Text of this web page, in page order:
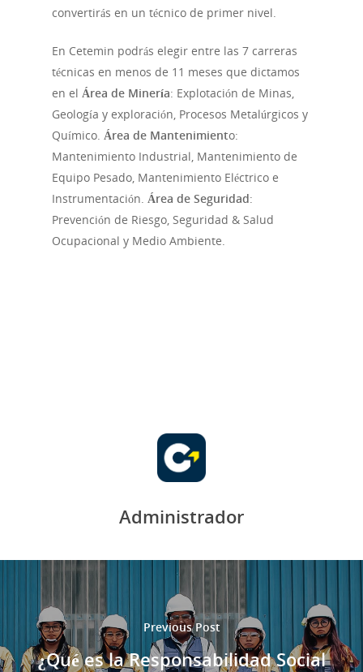
convertirás en un técnico de primer nivel.
En Cetemin podrás elegir entre las 7 carreras
técnicas en menos de 11 meses que dictamos
en el Área de Minería: Explotación de Minas,
Geología y exploración, Procesos Metalúrgicos y
Químico. Área de Mantenimiento:
Mantenimiento Industrial, Mantenimiento de
Equipo Pesado, Mantenimiento Eléctrico e
Instrumentación. Área de Seguridad:
Prevención de Riesgo, Seguridad & Salud
Ocupacional y Medio Ambiente.
Administrador
Previous Post
¿Qué es la Responsabilidad Social